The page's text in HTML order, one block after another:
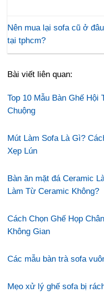
Nên mua lại sofa cũ ở đâu
tại tphcm?
Bài viết liên quan:
Top 10 Mẫu Bàn Ghế
Chuộng
Mút Làm Sofa Là Gì?
Xẹp Lún
Bàn ăn mặt đá Ceramic
Làm Từ Ceramic Không?
Cách Chọn Ghế Họp
Không Gian
Các mẫu bàn trà sofa
Mẹo xử lý ghế sofa bị